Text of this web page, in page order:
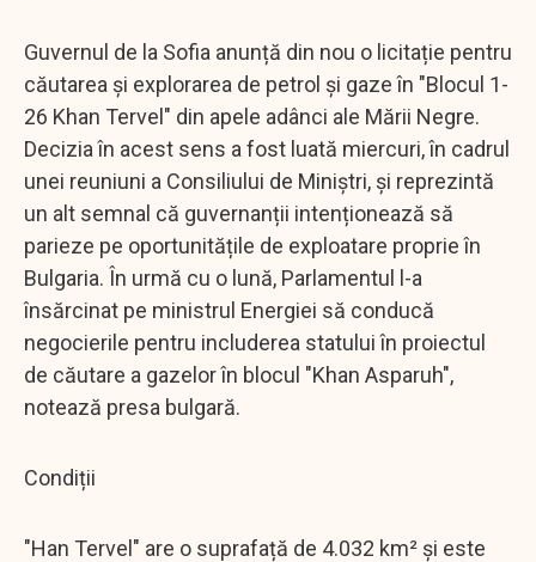
Guvernul de la Sofia anunță din nou o licitație pentru
căutarea și explorarea de petrol și gaze în "Blocul 1-
26 Khan Tervel" din apele adânci ale Mării Negre.
Decizia în acest sens a fost luată miercuri, în cadrul
unei reuniuni a Consiliului de Miniștri, și reprezintă
un alt semnal că guvernanții intenționează să
parieze pe oportunitățile de exploatare proprie în
Bulgaria. În urmă cu o lună, Parlamentul l-a
însărcinat pe ministrul Energiei să conducă
negocierile pentru includerea statului în proiectul
de căutare a gazelor în blocul "Khan Asparuh",
notează presa bulgară.
Condiții
"Han Tervel" are o suprafață de 4.032 km² și este